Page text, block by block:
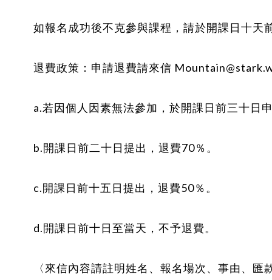
如報名成功後不克參與課程，請於開課日十天
退費政策：申請退費請來信
a.若因個人因素無法參加，於開課日前三十日
b.開課日前二十日提出，退費70％。
c.開課日前十五日提出，退費50％。
d.開課日前十日至當天，不予退費。
〈來信內容請註明姓名、報名場次、事由、匯